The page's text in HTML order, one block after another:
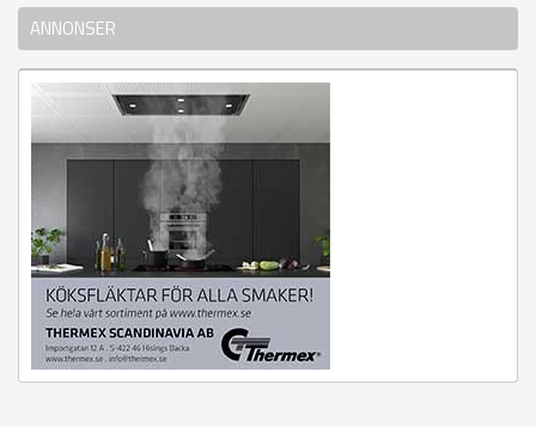
ANNONSER